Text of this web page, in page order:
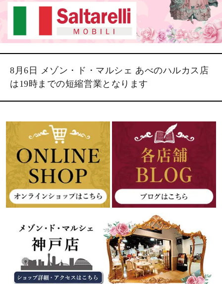
8月6日 メゾン・ド・マルシェ あべのハルカス店
は19時までの短縮営業となります